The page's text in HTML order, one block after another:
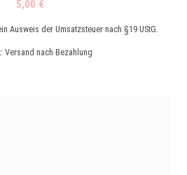
5,00 €
Ausweis der Umsatzsteuer nach §19 UStG.
Versand nach Bezahlung